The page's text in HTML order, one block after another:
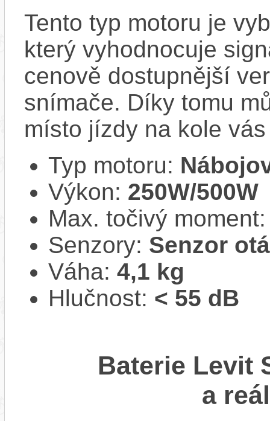
Tento typ motoru je
který vyhodnocuje
cenově dostupnější
snímače. Díky tomu
místo jízdy na kole
Typ motoru:
Výkon: 250W/500W
Max. točivý
Senzory: Senzor
Váha: 4,1 kg
Hlučnost: < 55 dB
Baterie Levit
a